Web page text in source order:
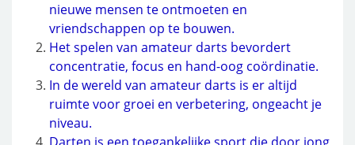
nieuwe mensen te ontmoeten en
vriendschappen op te bouwen.
Het spelen van amateur darts bevordert
concentratie, focus en hand-oog coördinatie.
In de wereld van amateur darts is er altijd
ruimte voor groei en verbetering, ongeacht je
niveau.